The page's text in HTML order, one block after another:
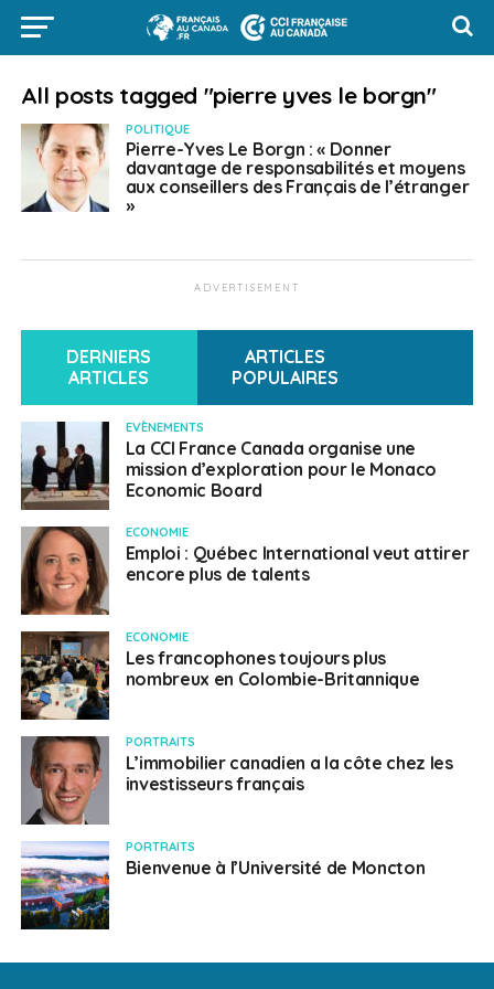
All posts tagged "pierre yves le borgn"
POLITIQUE
Pierre-Yves Le Borgn : « Donner
davantage de responsabilités et moyens
aux conseillers des Français de l’étranger
»
ADVERTISEMENT
DERNIERS
ARTICLES
ARTICLES
POPULAIRES
EVÈNEMENTS
La CCI France Canada organise une
mission d’exploration pour le Monaco
Economic Board
ECONOMIE
Emploi : Québec International veut attirer
encore plus de talents
ECONOMIE
Les francophones toujours plus
nombreux en Colombie-Britannique
PORTRAITS
L’immobilier canadien a la côte chez les
investisseurs français
PORTRAITS
Bienvenue à l’Université de Moncton